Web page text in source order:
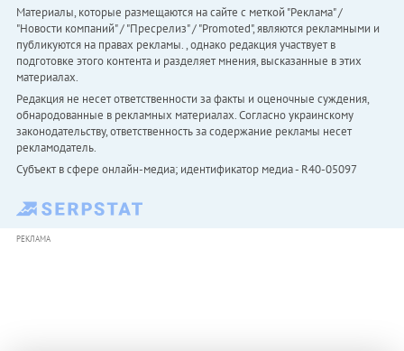
Материалы, которые размещаются на сайте с меткой "Реклама" /
"Новости компаний" / "Пресрелиз" / "Promoted", являются рекламными и
публикуются на правах рекламы. , однако редакция участвует в
подготовке этого контента и разделяет мнения, высказанные в этих
материалах.
Редакция не несет ответственности за факты и оценочные суждения,
обнародованные в рекламных материалах. Согласно украинскому
законодательству, ответственность за содержание рекламы несет
рекламодатель.
Субъект в сфере онлайн-медиа; идентификатор медиа - R40-05097
РЕКЛАМА